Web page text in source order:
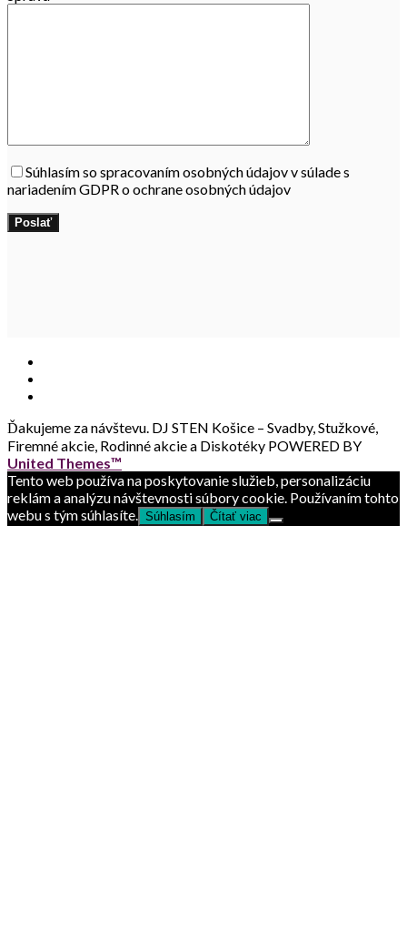
Súhlasím so spracovaním osobných údajov v súlade s
nariadením GDPR o ochrane osobných údajov
Ďakujeme za návštevu. DJ STEN Košice – Svadby, Stužkové,
Firemné akcie, Rodinné akcie a Diskotéky POWERED BY
United Themes™
Tento web používa na poskytovanie služieb, personalizáciu
reklám a analýzu návštevnosti súbory cookie. Používaním tohto
webu s tým súhlasíte. Súhlasím Čítať viac